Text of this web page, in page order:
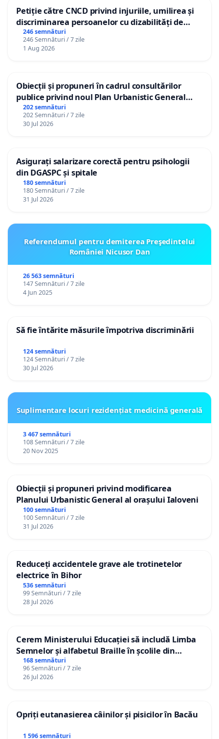
Petiție către CNCD privind injuriile, umilirea și
discriminarea persoanelor cu dizabilități de
către utilizatorul TikTok „Gorici”
246 semnături
246 Semnături / 7 zile
1 Aug 2026
Obiecții și propuneri în cadrul consultărilor
publice privind noul Plan Urbanistic General
(PUG) Ialoveni
202 semnături
202 Semnături / 7 zile
30 Jul 2026
Asigurați salarizare corectă pentru psihologii
din DGASPC și spitale
180 semnături
180 Semnături / 7 zile
31 Jul 2026
Referendumul pentru demiterea Preşedintelui
României Nicusor Dan
26 563 semnături
147 Semnături / 7 zile
4 Jun 2025
Să fie întărite măsurile împotriva discriminării
124 semnături
124 Semnături / 7 zile
30 Jul 2026
Suplimentare locuri rezidențiat medicină generală
3 467 semnături
108 Semnături / 7 zile
20 Nov 2025
Obiecții și propuneri privind modificarea
Planului Urbanistic General al orașului Ialoveni
100 semnături
100 Semnături / 7 zile
31 Jul 2026
Reduceți accidentele grave ale trotinetelor
electrice în Bihor
536 semnături
99 Semnături / 7 zile
28 Jul 2026
Cerem Ministerului Educației să includă Limba
Semnelor și alfabetul Braille în școlile din
Republica Moldova!
168 semnături
96 Semnături / 7 zile
26 Jul 2026
Opriți eutanasierea câinilor și pisicilor în Bacău
1 596 semnături